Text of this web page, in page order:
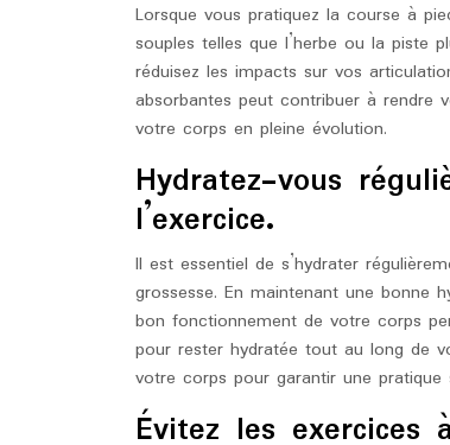
Lorsque vous pratiquez la course à
souples telles que l’herbe ou la piste
réduisez les impacts sur vos
absorbantes peut contribuer à
votre corps en pleine évolution.
Hydratez-vous
l’exercice.
Il est essentiel de s’hydrater
grossesse. En maintenant une bonne
bon fonctionnement de votre corps
pour rester hydratée tout au long de
votre corps pour garantir une pratique
Évitez les